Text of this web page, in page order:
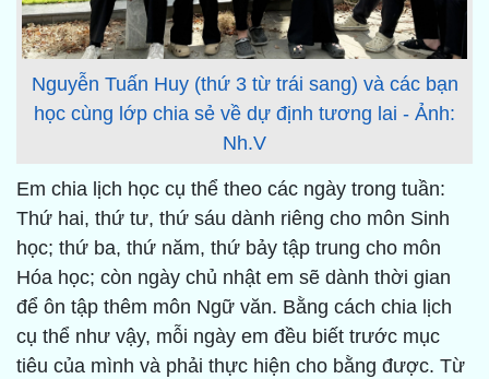
Nguyễn Tuấn Huy (thứ 3 từ trái sang) và các bạn
học cùng lớp chia sẻ về dự định tương lai - Ảnh:
Nh.V
Em chia lịch học cụ thể theo các ngày trong tuần:
Thứ hai, thứ tư, thứ sáu dành riêng cho môn Sinh
học; thứ ba, thứ năm, thứ bảy tập trung cho môn
Hóa học; còn ngày chủ nhật em sẽ dành thời gian
để ôn tập thêm môn Ngữ văn. Bằng cách chia lịch
cụ thể như vậy, mỗi ngày em đều biết trước mục
tiêu của mình và phải thực hiện cho bằng được. Từ